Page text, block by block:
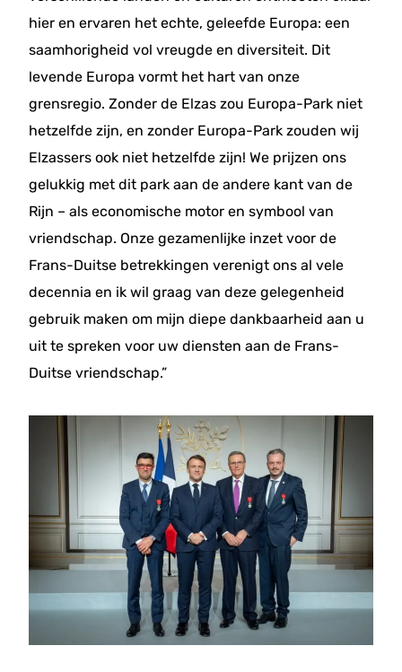
hier en ervaren het echte, geleefde Europa: een
saamhorigheid vol vreugde en diversiteit. Dit
levende Europa vormt het hart van onze
grensregio. Zonder de Elzas zou Europa-Park niet
hetzelfde zijn, en zonder Europa-Park zouden wij
Elzassers ook niet hetzelfde zijn! We prijzen ons
gelukkig met dit park aan de andere kant van de
Rijn – als economische motor en symbool van
vriendschap. Onze gezamenlijke inzet voor de
Frans-Duitse betrekkingen verenigt ons al vele
decennia en ik wil graag van deze gelegenheid
gebruik maken om mijn diepe dankbaarheid aan u
uit te spreken voor uw diensten aan de Frans-
Duitse vriendschap.”